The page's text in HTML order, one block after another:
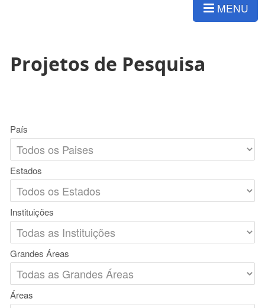
MENU
Projetos de Pesquisa
País
Estados
Instituições
Grandes Áreas
Áreas